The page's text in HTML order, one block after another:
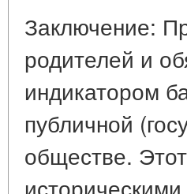
Заключение:
родителей и
индикатором
публичной
обществе.